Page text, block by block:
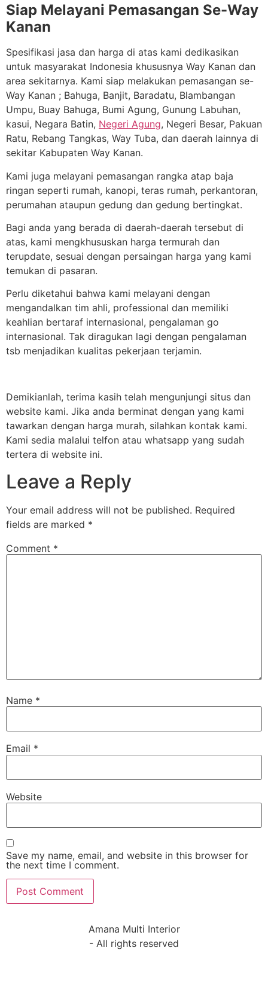
Siap Melayani Pemasangan Se-Way
Kanan
Spesifikasi jasa dan harga di atas kami dedikasikan
untuk masyarakat Indonesia khususnya Way Kanan dan
area sekitarnya. Kami siap melakukan pemasangan se-
Way Kanan ; Bahuga, Banjit, Baradatu, Blambangan
Umpu, Buay Bahuga, Bumi Agung, Gunung Labuhan,
kasui, Negara Batin, Negeri Agung, Negeri Besar, Pakuan
Ratu, Rebang Tangkas, Way Tuba, dan daerah lainnya di
sekitar Kabupaten Way Kanan.
Kami juga melayani pemasangan rangka atap baja
ringan seperti rumah, kanopi, teras rumah, perkantoran,
perumahan ataupun gedung dan gedung bertingkat.
Bagi anda yang berada di daerah-daerah tersebut di
atas, kami mengkhususkan harga termurah dan
terupdate, sesuai dengan persaingan harga yang kami
temukan di pasaran.
Perlu diketahui bahwa kami melayani dengan
mengandalkan tim ahli, professional dan memiliki
keahlian bertaraf internasional, pengalaman go
internasional. Tak diragukan lagi dengan pengalaman
tsb menjadikan kualitas pekerjaan terjamin.
Demikianlah, terima kasih telah mengunjungi situs dan
website kami. Jika anda berminat dengan yang kami
tawarkan dengan harga murah, silahkan kontak kami.
Kami sedia malalui telfon atau whatsapp yang sudah
tertera di website ini.
Leave a Reply
Your email address will not be published. Required
fields are marked *
Comment *
Name *
Email *
Website
Save my name, email, and website in this browser for
the next time I comment.
Amana Multi Interior
- All rights reserved